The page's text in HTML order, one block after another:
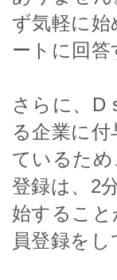
ず気軽に
ートに回答
さらに、D
る企業に
ているた
登録は、2
始するこ
員登録をし